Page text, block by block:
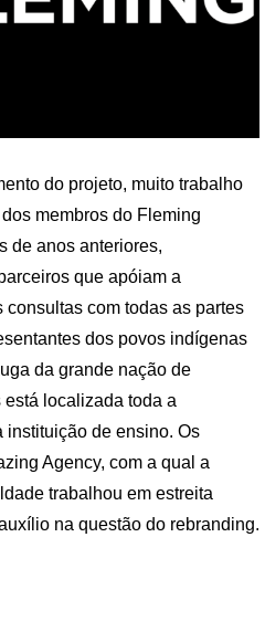
do projeto, muito trabalho
membros do Fleming
de anos anteriores,
que apóiam a
com todas as partes
dos povos indígenas
da grande nação de
localizada toda a
instituição de ensino. Os
Agency, com a qual a
trabalhou em estreita
na questão do rebranding.